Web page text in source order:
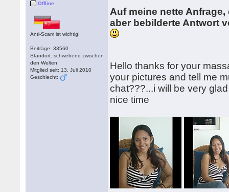
Offline
Anti-Scam ist wichtig!
Beiträge: 33560
Standort: schwebend zwischen
den Welten
Mitglied seit: 13. Juli 2010
Geschlecht:
Auf meine nette
aber bebilderte Antwort
Hello thanks for your
your pictures and tell me
chat???...i will be very
nice time